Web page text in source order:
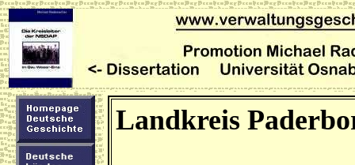
Landkreis